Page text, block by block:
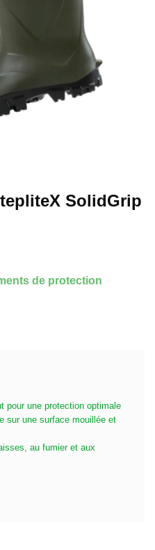
SolidGrip
de protection
pour une protection optimale
sur une surface mouillée et
au fumier et aux